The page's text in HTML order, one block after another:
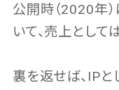
公開時（2020年
いて、売上として
裏を返せば、IPと